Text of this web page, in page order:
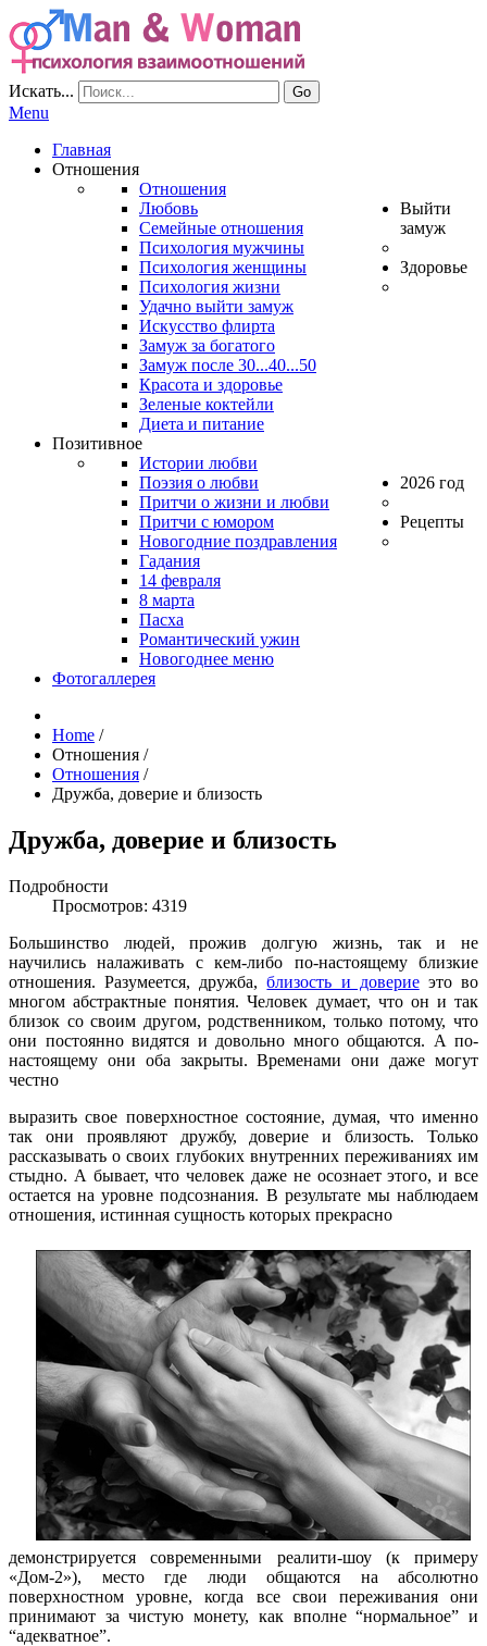
Искать... Go
Menu
Главная
Отношения
Отношения
Любовь
Семейные отношения
Психология мужчины
Психология женщины
Психология жизни
Выйти
замуж
Удачно выйти замуж
Искусство флирта
Замуж за богатого
Замуж после 30...40...50
Здоровье
Красота и здоровье
Зеленые коктейли
Диета и питание
Позитивное
Истории любви
Поэзия о любви
Притчи о жизни и любви
Притчи с юмором
2026 год
Новогодние поздравления
Гадания
14 февраля
8 марта
Рецепты
Пасха
Романтический ужин
Новогоднее меню
Фотогаллерея
Home /
Отношения /
Отношения /
Дружба, доверие и близость
Дружба, доверие и близость
Подробности
Просмотров: 4319
Большинство людей, прожив долгую жизнь, так и не
научились налаживать с кем-либо по-настоящему близкие
отношения. Разумеется, дружба,близость и довериеэто во
многом абстрактные понятия. Человек думает, что он и так
близок со своим другом, родственником, только потому, что
они постоянно видятся и довольно много общаются. А по-
настоящему они оба закрыты. Временами они даже могут
честно
выразить свое поверхностное состояние, думая, что именно
так они проявляют дружбу, доверие и близость. Только
рассказывать о своих глубоких внутренних переживаниях им
стыдно. А бывает, что человек даже не осознает этого, и все
остается на уровне подсознания. В результате мы наблюдаем
отношения, истинная сущность которых прекрасно
демонстрируется современными реалити-шоу (к примеру
«Дом-2»), место где люди общаются на абсолютно
поверхностном уровне, когда все свои переживания они
принимают за чистую монету, как вполне “нормальное” и
“адекватное”.